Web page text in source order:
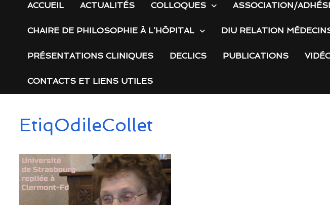
ACCUEIL ACTUALITÉS COLLOQUES ASSOCIATION/
CHAIRE DE PHILOSOPHIE À L’HÔPITAL DIU RELATION
PRÉSENTATIONS CLINIQUES DECLICS PUBLICATIONS
CONTACTS ET LIENS UTILES
EtiqOdileCollet